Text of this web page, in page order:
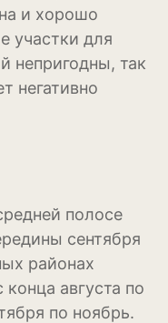
и хорошо
участки для
непригодны, так
негативно
полосе
сентября
районах
августа по
по ноябрь.